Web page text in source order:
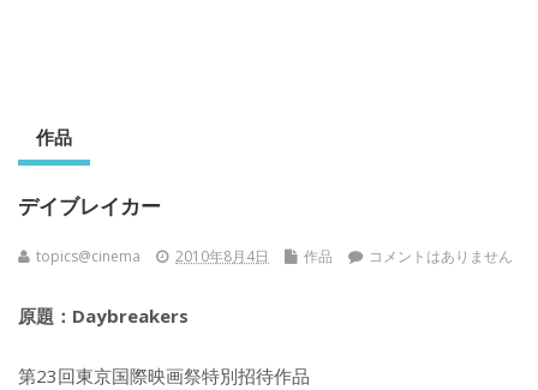
作品
デイブレイカー
topics@cinema 2010年8月4日 作品 コメントはありません
原題：Daybreakers
第23回東京国際映画祭特別招待作品